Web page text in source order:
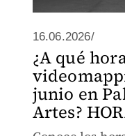
16.06.2026/
¿A qué
junio en
Artes?